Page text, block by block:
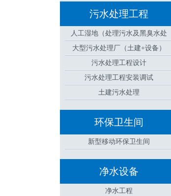
污水处理工程
人工湿地（处理污水及黑臭水处
理）
大型污水处理厂（土建+设备）
污水处理工程设计
污水处理工程安装调试
土建污水处理
环保卫生间
新型移动环保卫生间
净水设备
净水工程